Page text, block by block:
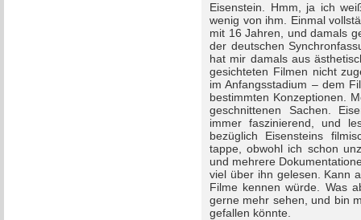
Eisenstein. Hmm, ja ich
wenig von ihm. Einmal
mit 16 Jahren, und damals
der deutschen
hat mir damals aus
gesichteten Filmen nicht
im Anfangsstadium – dem
bestimmten Konzeptionen.
geschnittenen Sachen.
immer faszinierend, und
bezüglich Eisensteins
tappe, obwohl ich schon
und mehrere
viel über ihn gelesen. Kann
Filme kennen würde. Was
gerne mehr sehen, und bin
gefallen könnte.